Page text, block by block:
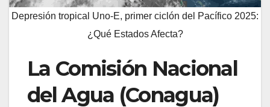
Depresión tropical Uno-E, primer ciclón del Pacífico 2025:
¿Qué Estados Afecta?
La Comisión Nacional
del Agua (Conagua)